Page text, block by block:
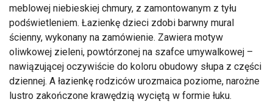
meblowej niebieskiej chmury, z zamontowanym z tyłu
podświetleniem. Łazienkę dzieci zdobi barwny mural
ścienny, wykonany na zamówienie. Zawiera motyw
oliwkowej zieleni, powtórzonej na szafce umywalkowej –
nawiązującej oczywiście do koloru obudowy słupa z części
dziennej. A łazienkę rodziców urozmaica poziome, narożne
lustro zakończone krawędzią wyciętą w formie łuku.